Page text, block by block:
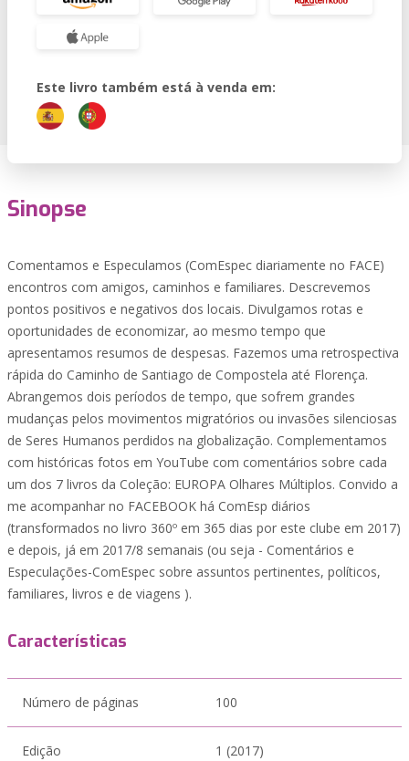
Este livro também está à venda em:
Sinopse
Comentamos e Especulamos (ComEspec diariamente no FACE)
encontros com amigos, caminhos e familiares. Descrevemos
pontos positivos e negativos dos locais. Divulgamos rotas e
oportunidades de economizar, ao mesmo tempo que
apresentamos resumos de despesas. Fazemos uma retrospectiva
rápida do Caminho de Santiago de Compostela até Florença.
Abrangemos dois períodos de tempo, que sofrem grandes
mudanças pelos movimentos migratórios ou invasões silenciosas
de Seres Humanos perdidos na globalização. Complementamos
com históricas fotos em YouTube com comentários sobre cada
um dos 7 livros da Coleção: EUROPA Olhares Múltiplos. Convido a
me acompanhar no FACEBOOK há ComEsp diários
(transformados no livro 360º em 365 dias por este clube em 2017)
e depois, já em 2017/8 semanais (ou seja - Comentários e
Especulações-ComEspec sobre assuntos pertinentes, políticos,
familiares, livros e de viagens ).
Características
Número de páginas 100
Edição 1 (2017)